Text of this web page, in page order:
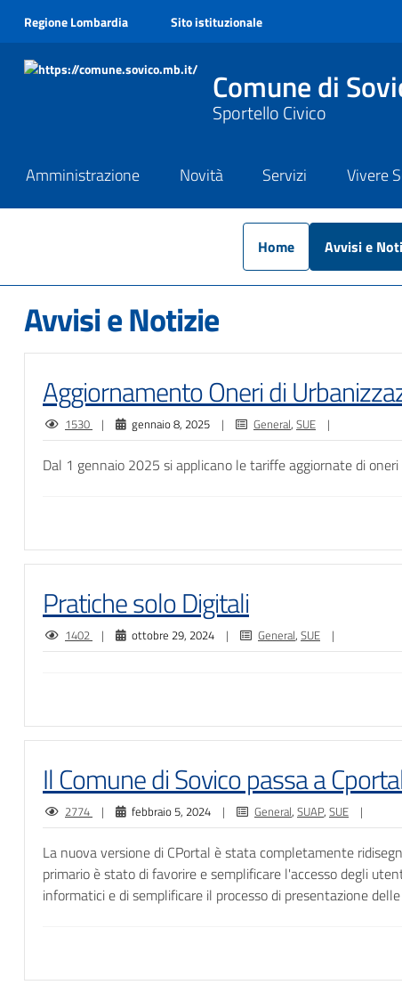
Regione Lombardia Sito istituzionale
Comune di
Sportello Civico
Amministrazione Novità Servizi Vivere
Home Avvisi e
Avvisi e Notizie
Aggiornamento Oneri di
1530 | gennaio 8, 2025 | General, SUE |
Dal 1 gennaio 2025 si applicano le tariffe aggiornate di
Pratiche solo Digitali
1402 | ottobre 29, 2024 | General, SUE |
Il Comune di Sovico passa a
2774 | febbraio 5, 2024 | General, SUAP, SUE |
La nuova versione di CPortal è stata completamente
primario è stato di favorire e semplificare l'accesso degli
informatici e di semplificare il processo di presentazione